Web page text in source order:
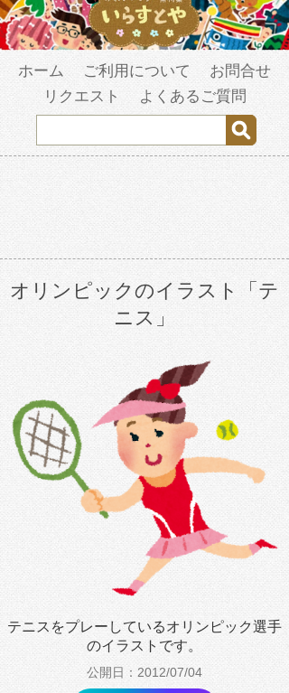
ホーム ご利用について
お問合せ
リクエスト
よくあるご質問
オリンピックのイラスト「テ
ニス」
テニスをプレーしているオリンピック選手
のイラストです。
公開日：2012/07/04